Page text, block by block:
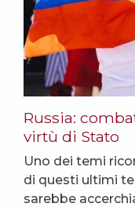
Russia:
virtù di Stato
Uno dei temi
di questi ultimi
sarebbe